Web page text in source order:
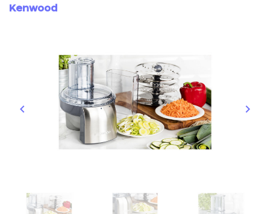
Kenwood
Précédent
keyboard_arrow_left keyboard_arrow_right